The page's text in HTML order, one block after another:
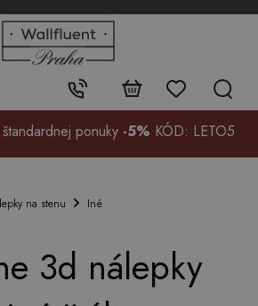
Kontakt:
+48
99
ponuky -5% KÓD: LETO5
na stenu Iné
3d nálepky